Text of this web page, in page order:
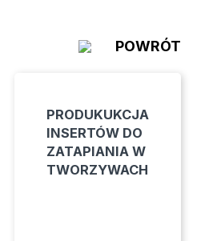
POWRÓT
PRODUKUKCJA
INSERTÓW DO
ZATAPIANIA W
TWORZYWACH